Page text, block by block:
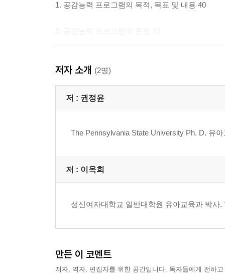
1. 공감능력 프로그램의 목적, 목표 및 내용 40
1. 나 58
3. 이웃 72
8. 동물·환경 Ⅰ 117
저자 소개 (2명)
저 : 권정윤
The Pennsylvania State University Ph. D. 유
저 : 이옥희
성신여자대학교 일반대학원 유아교육과 박사
만든 이 코멘트
저자, 역자, 편집자를 위한 공간입니다. 독자들에게 전하